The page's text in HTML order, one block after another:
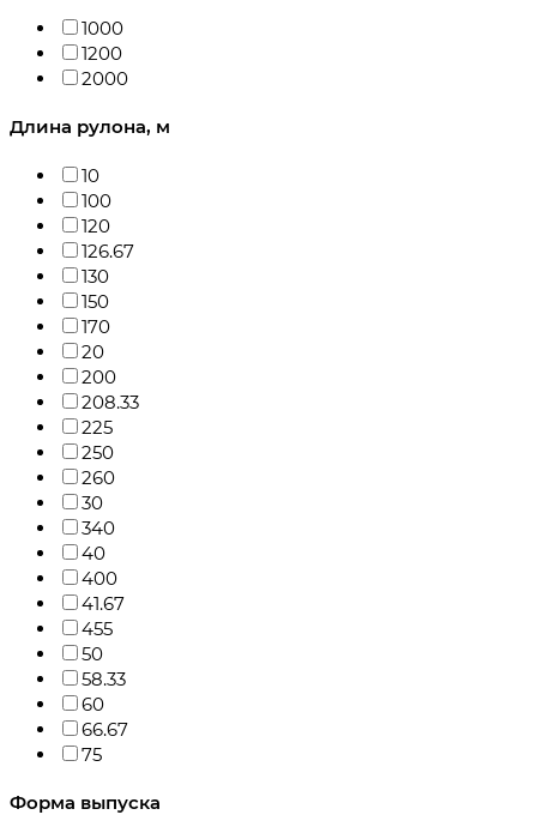
1000
1200
2000
Длина рулона, м
10
100
120
126.67
130
150
170
20
200
208.33
225
250
260
30
340
40
400
41.67
455
50
58.33
60
66.67
75
Форма выпуска